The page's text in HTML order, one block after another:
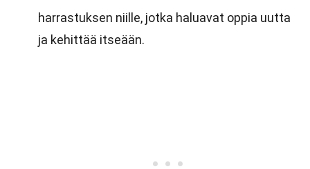
harrastuksen niille, jotka haluavat oppia uutta
ja kehittää itseään.